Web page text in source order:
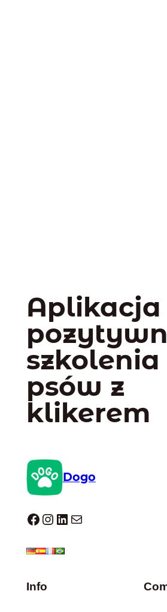
Aplikacja
szkolenia
psów z
klikerem
Dogo
Dogo facebook InstagramLinkedIn Mail
Info